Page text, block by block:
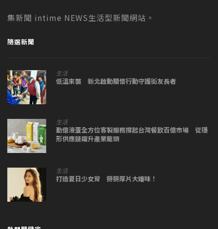
集新聞 intime NEWS生活型新聞網站。
隨選新聞
生活
低溫來襲 新北啟動關懷行動守護街友長者
生活
勤億液蛋全方位客製服務撐起台灣餐飲百億市場 從隱
形供應鏈躍升產業龍頭
生活
打造夏日少女背 掰掰厚片大嬸味！